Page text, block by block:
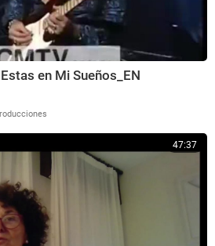
en Mi Sueños_EN
47:37